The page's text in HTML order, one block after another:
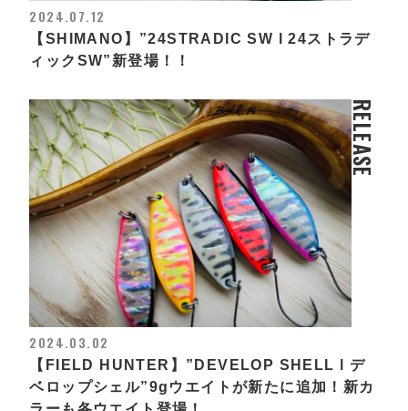
2024.07.12
【SHIMANO】”24STRADIC SW l 24ストラデ
ィックSW”新登場！！
RELEASE
2024.03.02
【FIELD HUNTER】”DEVELOP SHELL l デ
ベロップシェル”9gウエイトが新たに追加！新カ